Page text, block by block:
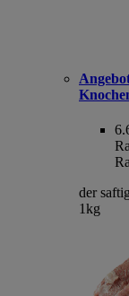
der
1kg